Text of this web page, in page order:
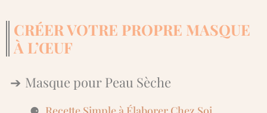
CRÉER VOTRE PROPRE MASQUE
À L’ŒUF
Masque pour Peau Sèche